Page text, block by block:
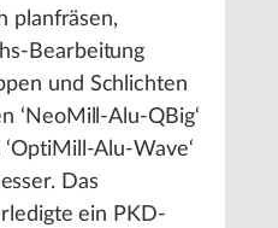
planfräsen,
Bearbeitung
und Schlichten
‘NeoMill-Alu-QBig‘
Alu-Wave‘
Das
ein PKD-